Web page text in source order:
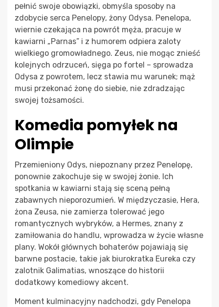
pełnić swoje obowiązki, obmyśla sposoby na
zdobycie serca Penelopy, żony Odysa. Penelopa,
wiernie czekająca na powrót męża, pracuje w
kawiarni „Parnas” i z humorem odpiera zaloty
wielkiego gromowładnego. Zeus, nie mogąc znieść
kolejnych odrzuceń, sięga po fortel – sprowadza
Odysa z powrotem, lecz stawia mu warunek; mąż
musi przekonać żonę do siebie, nie zdradzając
swojej tożsamości.
Komedia pomyłek na
Olimpie
Przemieniony Odys, niepoznany przez Penelopę,
ponownie zakochuje się w swojej żonie. Ich
spotkania w kawiarni stają się sceną pełną
zabawnych nieporozumień. W międzyczasie, Hera,
żona Zeusa, nie zamierza tolerować jego
romantycznych wybryków, a Hermes, znany z
zamiłowania do handlu, wprowadza w życie własne
plany. Wokół głównych bohaterów pojawiają się
barwne postacie, takie jak biurokratka Eureka czy
zalotnik Galimatias, wnoszące do historii
dodatkowy komediowy akcent.
Moment kulminacyjny nadchodzi, gdy Penelopa